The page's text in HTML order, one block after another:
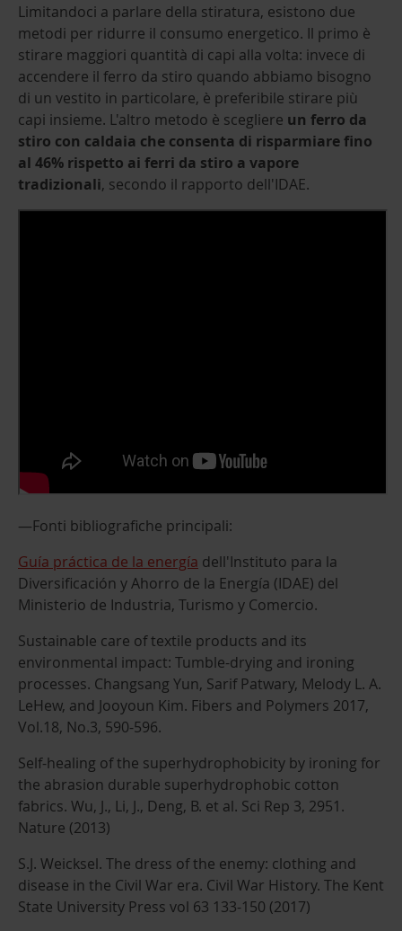
Limitandoci a parlare della stiratura, esistono due
metodi per ridurre il consumo energetico. Il primo è
stirare maggiori quantità di capi alla volta: invece di
accendere il ferro da stiro quando abbiamo bisogno
di un vestito in particolare, è preferibile stirare più
capi insieme. L'altro metodo è scegliere un ferro da
stiro con caldaia che consenta di risparmiare fino
al 46% rispetto ai ferri da stiro a vapore
tradizionali, secondo il rapporto dell'IDAE.
—Fonti bibliografiche principali:
Guía práctica de la energía dell'Instituto para la
Diversificación y Ahorro de la Energía (IDAE) del
Ministerio de Industria, Turismo y Comercio.
Sustainable care of textile products and its
environmental impact: Tumble-drying and ironing
processes. Changsang Yun, Sarif Patwary, Melody L. A.
LeHew, and Jooyoun Kim. Fibers and Polymers 2017,
Vol.18, No.3, 590-596.
Self-healing of the superhydrophobicity by ironing for
the abrasion durable superhydrophobic cotton
fabrics. Wu, J., Li, J., Deng, B. et al. Sci Rep 3, 2951.
Nature (2013)
S.J. Weicksel. The dress of the enemy: clothing and
disease in the Civil War era. Civil War History. The Kent
State University Press vol 63 133-150 (2017)